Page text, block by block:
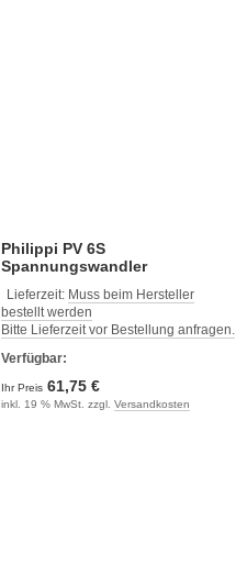
Philippi PV 6S
Spannungswandler
Lieferzeit: Muss beim Hersteller
bestellt werden
Bitte Lieferzeit vor Bestellung anfragen.
Verfügbar:
Ihr Preis 61,75 €
inkl. 19 % MwSt. zzgl. Versandkosten